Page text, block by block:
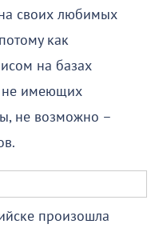
своих любимых
как
на базах
не имеющих
не возможно –
произошла